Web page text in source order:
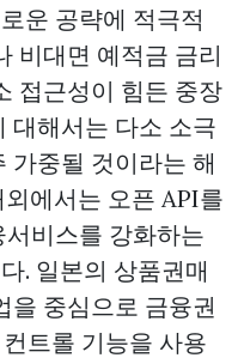
운 공략에 적극적
비대면 예적금 금리
접근성이 힘든 중장
대해서는 다소 소극
가중될 것이라는 해
에서는 오픈 API를
비스를 강화하는
. 일본의 상품권매
을 중심으로 금융권
트롤 기능을 사용